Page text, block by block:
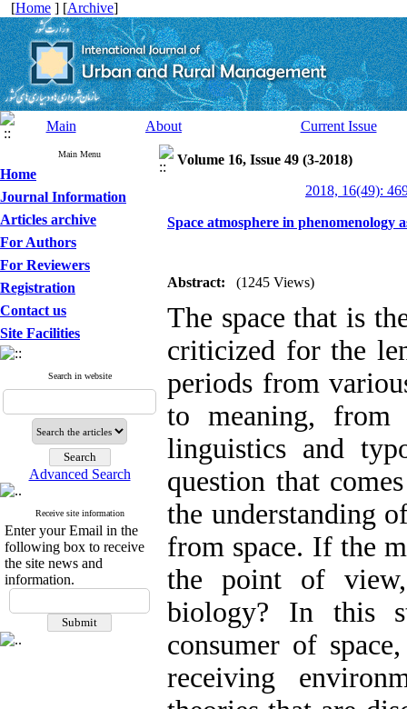
[Home ] [Archive]
Main About Current Issue
Main Menu
Home
Journal Information
Articles archive
For Authors
For Reviewers
Registration
Contact us
Site Facilities
Search in website
Advanced Search
Receive site information
Enter your Email in the
following box to receive
the site news and
information.
Volume 16, Issue 49 (3-2018)
2018, 16(49):
Space atmosphere in phenomenology
Abstract: (1245 Views)
The space that is
criticized for the
periods from
to meaning,
linguistics and
question that
the understanding
from space. If the
the point of
biology? In this
consumer of
receiving